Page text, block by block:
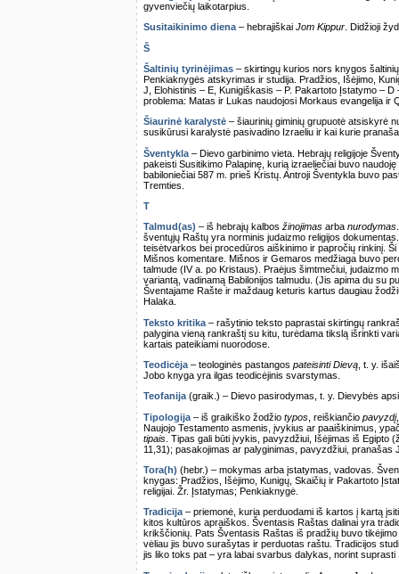
gyvenviečių laikotarpius.
Susitaikinimo diena – hebrajiškai Jom Kippur . Didžioji
Š
Šaltinių tyrinėjimas – skirtingų kurios nors knygos
Penkiaknygės atskyrimas ir studija. Pradžios, Išėjimo,
J, Elohistinis – E, Kunigiškasis – P. Pakartoto Įstatymo –
problema: Matas ir Lukas naudojosi Morkaus evangelija ir
Šiaurinė karalystė – šiaurinių giminių grupuotė atsiskyrė
susikūrusi karalystė pasivadino Izraeliu ir kai kurie
Šventykla – Dievo garbinimo vieta. Hebrajų religijoje
pakeisti Susitikimo Palapinę, kurią izraeliečiai buvo
babiloniečiai 587 m. prieš Kristų. Antroji Šventykla buvo
Tremties.
T
Talmud(as) – iš hebrajų kalbos žinojimas arba nurodymas
šventųjų Raštų yra norminis judaizmo religijos
teisėtvarkos bei procedūros aiškinimo ir papročių rinkinį.
Mišnos komentare. Mišnos ir Gemaros medžiaga buvo
talmude (IV a. po Kristaus). Praėjus šimtmečiui, judaizmo
variantą, vadinamą Babilonijos talmudu. (Jis apima du su
Šventajame Rašte ir maždaug keturis kartus daugiau
Halaka.
Teksto kritika – rašytinio teksto paprastai skirtingų
palygina vieną rankraštį su kitu, turėdama tikslą išrinkti
kartais pateikiami nuorodose.
Teodicėja – teologinės pastangos pateisinti Dievą , t. y.
Jobo knyga yra ilgas teodicėjinis svarstymas.
Teofanija (graik.) – Dievo pasirodymas, t. y. Dievybės
Tipologija – iš graikiško žodžio typos , reiškiančio pavyzdį
Naujojo Testamento asmenis, įvykius ar paaiškinimus,
tipais . Tipas gali būti įvykis, pavyzdžiui, Išėjimas iš
11,31); pasakojimas ar palyginimas, pavyzdžiui, pranašas
Tora(h) (hebr.) – mokymas arba įstatymas, vadovas.
knygas: Pradžios, Išėjimo, Kunigų, Skaičių ir Pakartoto
religijai. Žr. Įstatymas; Penkiaknygė.
Tradicija – priemonė, kuria perduodami iš kartos į kartą
kitos kultūros apraiškos. Šventasis Raštas dalinai yra
krikščionių. Pats Šventasis Raštas iš pradžių buvo
vėliau jis buvo surašytas ir perduotas raštu. Tradicijos
jis liko toks pat – yra labai svarbus dalykas, norint